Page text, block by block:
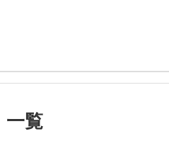
一覧